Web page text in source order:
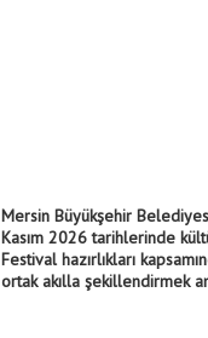
Mersin Büyükşehir
Kasım 2026 tarihlerinde
Festival hazırlıkları
ortak akılla şekillendirmek